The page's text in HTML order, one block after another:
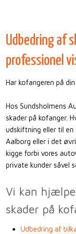
Udbedring af
professionel
Har kofangeren på
Hos Sundsholmens
skader på kofanger.
udskiftning eller til
Aalborg eller i det
kigge forbi vores
private kunder såvel
Vi kan
skader på
Udbedring af